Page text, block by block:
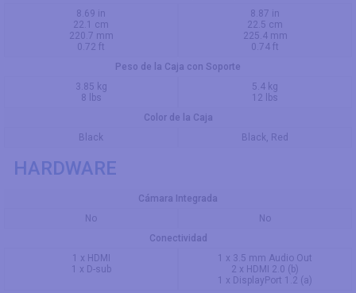
8.69 in
22.1 cm
220.7 mm
0.72 ft
8.87 in
22.5 cm
225.4 mm
0.74 ft
Peso de la Caja con Soporte
3.85 kg
8 lbs
5.4 kg
12 lbs
Color de la Caja
Black
Black, Red
HARDWARE
Cámara Integrada
No
No
Conectividad
1 x HDMI
1 x D-sub
1 x 3.5 mm Audio Out
2 x HDMI 2.0 (b)
1 x DisplayPort 1.2 (a)